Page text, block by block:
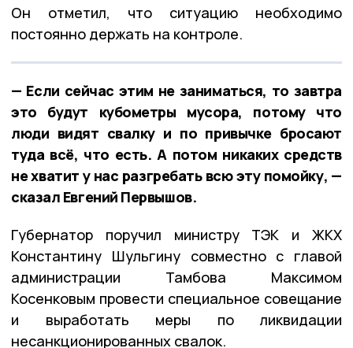
Он отметил, что ситуацию необходимо
постоянно держать на контроле.
— Если сейчас этим не заниматься, то завтра
это будут кубометры мусора, потому что
люди видят свалку и по привычке бросают
туда всё, что есть. А потом никаких средств
не хватит у нас разгребать всю эту помойку, —
сказал Евгений Первышов.
Губернатор поручил министру ТЭК и ЖКХ
Константину Шульгину совместно с главой
администрации Тамбова Максимом
Косенковым провести специальное совещание
и выработать меры по ликвидации
несанкционированных свалок.